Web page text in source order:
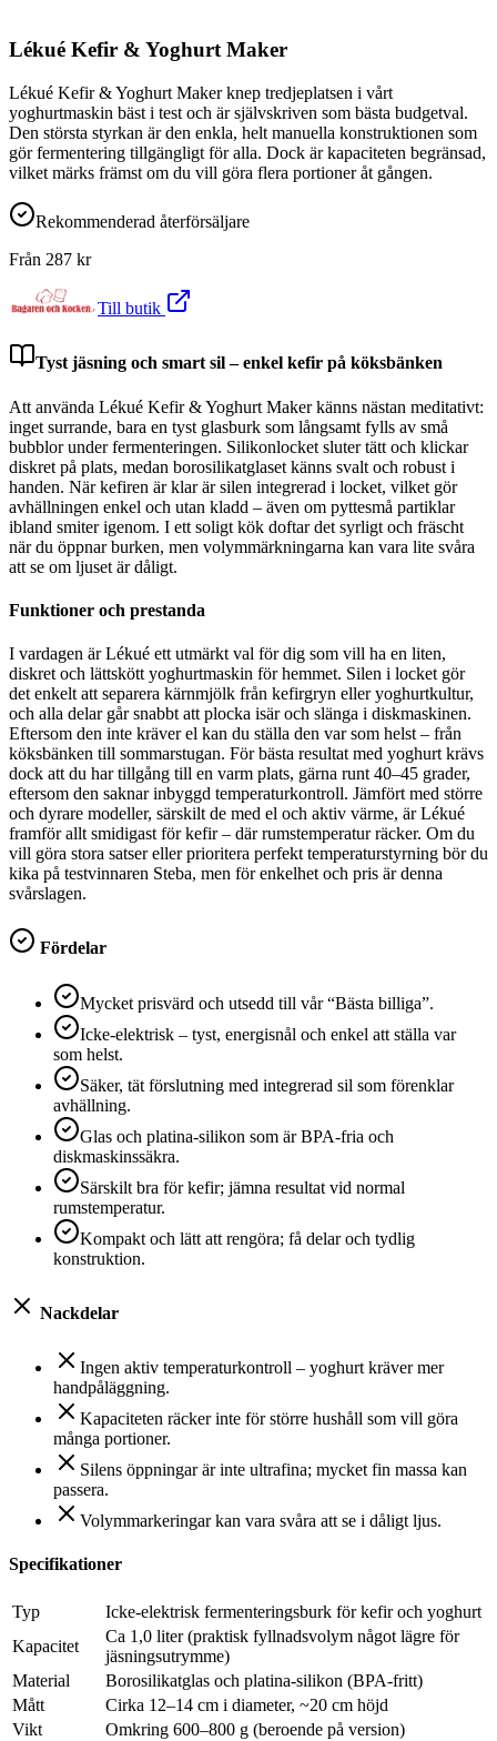
Lékué Kefir & Yoghurt Maker
Lékué Kefir & Yoghurt Maker knep tredjeplatsen i vårt
yoghurtmaskin bäst i test och är självskriven som bästa budgetval.
Den största styrkan är den enkla, helt manuella konstruktionen som
gör fermentering tillgängligt för alla. Dock är kapaciteten begränsad,
vilket märks främst om du vill göra flera portioner åt gången.
Rekommenderad återförsäljare
Från 287 kr
Till butik
Tyst jäsning och smart sil – enkel kefir på köksbänken
Att använda Lékué Kefir & Yoghurt Maker känns nästan meditativt:
inget surrande, bara en tyst glasburk som långsamt fylls av små
bubblor under fermenteringen. Silikonlocket sluter tätt och klickar
diskret på plats, medan borosilikatglaset känns svalt och robust i
handen. När kefiren är klar är silen integrerad i locket, vilket gör
avhällningen enkel och utan kladd – även om pyttesmå partiklar
ibland smiter igenom. I ett soligt kök doftar det syrligt och fräscht
när du öppnar burken, men volymmärkningarna kan vara lite svåra
att se om ljuset är dåligt.
Funktioner och prestanda
I vardagen är Lékué ett utmärkt val för dig som vill ha en liten,
diskret och lättskött yoghurtmaskin för hemmet. Silen i locket gör
det enkelt att separera kärnmjölk från kefirgryn eller yoghurtkultur,
och alla delar går snabbt att plocka isär och slänga i diskmaskinen.
Eftersom den inte kräver el kan du ställa den var som helst – från
köksbänken till sommarstugan. För bästa resultat med yoghurt krävs
dock att du har tillgång till en varm plats, gärna runt 40–45 grader,
eftersom den saknar inbyggd temperaturkontroll. Jämfört med större
och dyrare modeller, särskilt de med el och aktiv värme, är Lékué
framför allt smidigast för kefir – där rumstemperatur räcker. Om du
vill göra stora satser eller prioritera perfekt temperaturstyrning bör du
kika på testvinnaren Steba, men för enkelhet och pris är denna
svårslagen.
Fördelar
Mycket prisvärd och utsedd till vår “Bästa billiga”.
Icke-elektrisk – tyst, energisnål och enkel att ställa var
som helst.
Säker, tät förslutning med integrerad sil som förenklar
avhällning.
Glas och platina-silikon som är BPA-fria och
diskmaskinssäkra.
Särskilt bra för kefir; jämna resultat vid normal
rumstemperatur.
Kompakt och lätt att rengöra; få delar och tydlig
konstruktion.
Nackdelar
Ingen aktiv temperaturkontroll – yoghurt kräver mer
handpåläggning.
Kapaciteten räcker inte för större hushåll som vill göra
många portioner.
Silens öppningar är inte ultrafina; mycket fin massa kan
passera.
Volymmarkeringar kan vara svåra att se i dåligt ljus.
Specifikationer
Typ
Icke-elektrisk fermenteringsburk för kefir och yoghurt
Kapacitet
Ca 1,0 liter (praktisk fyllnadsvolym något lägre för
jäsningsutrymme)
Material
Borosilikatglas och platina-silikon (BPA-fritt)
Mått
Cirka 12–14 cm i diameter, ~20 cm höjd
Vikt
Omkring 600–800 g (beroende på version)